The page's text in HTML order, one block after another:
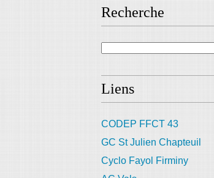
Recherche
Liens
CODEP FFCT 43
GC St Julien Chapteuil
Cyclo Fayol Firminy